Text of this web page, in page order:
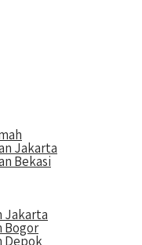
Jakarta
Bekasi
Jakarta
Bogor
Depok